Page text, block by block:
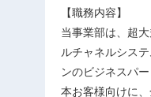
【職務内容】
当事業部は、超
ルチャネルシス
ンのビジネスパ
本お客様向けに